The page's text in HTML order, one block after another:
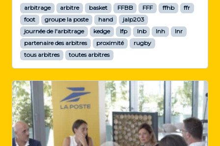
arbitrage arbitre basket FFBB FFF ffhb
ffr
foot
groupe la poste hand
jalp203
journée de l'arbitrage
kedge lfp lnb lnh
lnr
partenaire des arbitres
proximité
rugby
tous arbitres
toutes arbitres